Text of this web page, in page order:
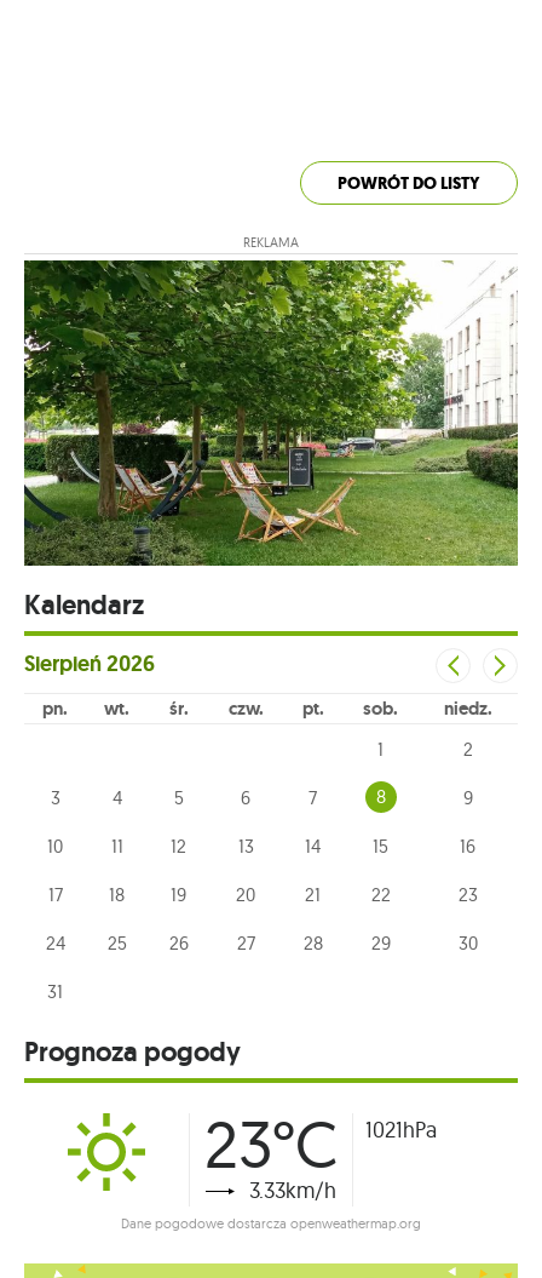
POWRÓT DO LISTY
REKLAMA
Kalendarz
Sierpień2026
pn wt śr czw pt sob niedz
1 2
3 4 5 6 7 8 9
10 11 12 13 14 15 16
17 18 19 20 21 22 23
24 25 26 27 28 29 30
31
Prognoza pogody
23°C
3.33km/h
1021hPa
Dane pogodowe dostarcza openweathermap.org